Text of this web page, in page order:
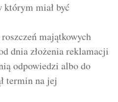
którym miał być
majątkowych
dnia złożenia reklamacji
odpowiedzi albo do
termin na jej